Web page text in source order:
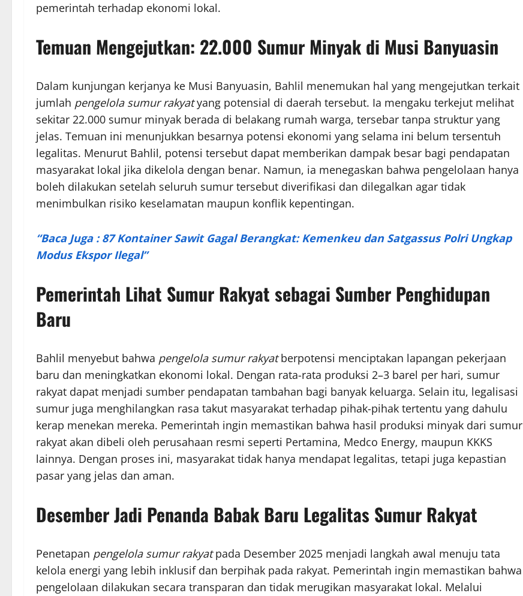
pemerintah terhadap ekonomi lokal.
Temuan Mengejutkan: 22.000 Sumur Minyak di Musi Banyuasin
Dalam kunjungan kerjanya ke Musi Banyuasin, Bahlil menemukan hal yang mengejutkan terkait
jumlah pengelola sumur rakyatyang potensial di daerah tersebut. Ia mengaku terkejut melihat
sekitar 22.000 sumur minyak berada di belakang rumah warga, tersebar tanpa struktur yang
jelas. Temuan ini menunjukkan besarnya potensi ekonomi yang selama ini belum tersentuh
legalitas. Menurut Bahlil, potensi tersebut dapat memberikan dampak besar bagi pendapatan
masyarakat lokal jika dikelola dengan benar. Namun, ia menegaskan bahwa pengelolaan hanya
boleh dilakukan setelah seluruh sumur tersebut diverifikasi dan dilegalkan agar tidak
menimbulkan risiko keselamatan maupun konflik kepentingan.
“Baca Juga : 87 Kontainer Sawit Gagal Berangkat: Kemenkeu dan Satgassus Polri Ungkap
Modus Ekspor Ilegal”
Pemerintah Lihat Sumur Rakyat sebagai Sumber Penghidupan
Baru
Bahlil menyebut bahwa pengelola sumur rakyatberpotensi menciptakan lapangan pekerjaan
baru dan meningkatkan ekonomi lokal. Dengan rata-rata produksi 2–3 barel per hari, sumur
rakyat dapat menjadi sumber pendapatan tambahan bagi banyak keluarga. Selain itu, legalisasi
sumur juga menghilangkan rasa takut masyarakat terhadap pihak-pihak tertentu yang dahulu
kerap menekan mereka. Pemerintah ingin memastikan bahwa hasil produksi minyak dari sumur
rakyat akan dibeli oleh perusahaan resmi seperti Pertamina, Medco Energy, maupun KKKS
lainnya. Dengan proses ini, masyarakat tidak hanya mendapat legalitas, tetapi juga kepastian
pasar yang jelas dan aman.
Desember Jadi Penanda Babak Baru Legalitas Sumur Rakyat
Penetapan pengelola sumur rakyatpada Desember 2025 menjadi langkah awal menuju tata
kelola energi yang lebih inklusif dan berpihak pada rakyat. Pemerintah ingin memastikan bahwa
pengelolaan dilakukan secara transparan dan tidak merugikan masyarakat lokal. Melalui